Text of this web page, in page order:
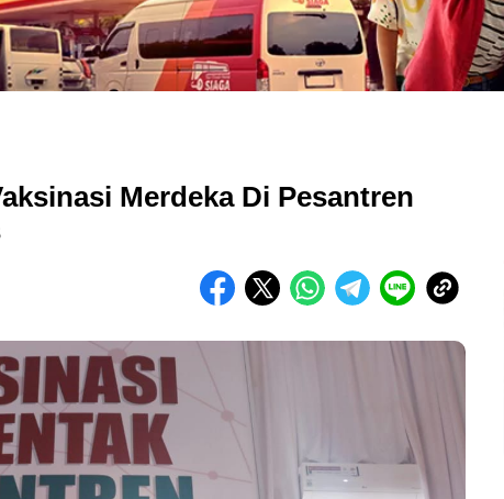
Merdeka Di Pesantren